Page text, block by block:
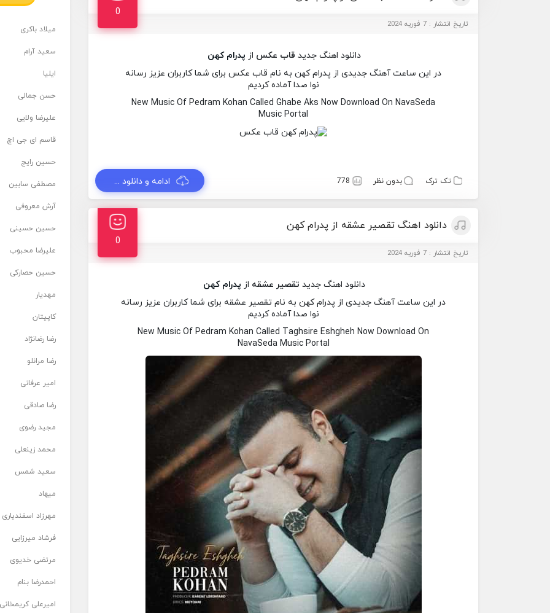
0
تاریخ انتشار : 7 فوریه 2024
دانلود اهنگ جدید قاب عکس از پدرام کهن
در این ساعت آهنگ جدیدی از پدرام کهن به نام قاب عکس برای شما کاربران عزیز رسانه
نوا صدا آماده کردیم
New Music Of Pedram Kohan Called Ghabe Aks Now Download On NavaSeda
Music Portal
تک ترک بدون نظر 778 ادامه و دانلود ...
دانلود اهنگ تقصیر عشقه از پدرام کهن
0
تاریخ انتشار : 7 فوریه 2024
دانلود اهنگ جدید تقصیر عشقه از پدرام کهن
در این ساعت آهنگ جدیدی از پدرام کهن به نام تقصیر عشقه برای شما کاربران عزیز رسانه
نوا صدا آماده کردیم
New Music Of Pedram Kohan Called Taghsire Eshgheh Now Download On
NavaSeda Music Portal
میلاد باکری
سعید آرام
ایلیا
حسن جمالی
علیرضا ولایی
قاسم ای جی اچ
حسین رایج
مصطفی سابین
آرش معروفی
حسین حسینی
علیرضا محبوب
حسین حصارکی
مهدیار
کاپیتان
رضا رضانژاد
رضا مرانلو
امیر عرفانی
رضا صادقی
مجید رضوی
محمد زینعلی
سعید شمس
میهاد
مهرزاد اسفندیاری
فرشاد میرزایی
مرتضی خدیوی
احمدرضا بنام
امیرعلی کریمخانی